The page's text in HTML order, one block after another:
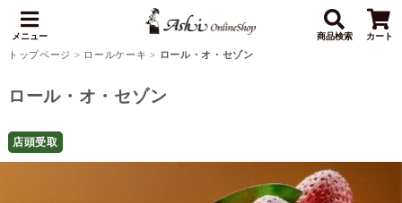
メニュー 商品検索 カート
トップページ > ロールケーキ > ロール・オ・セゾン
ロール・オ・セゾン
店頭受取